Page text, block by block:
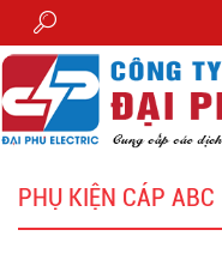
PHỤ KIỆN CÁP ABC